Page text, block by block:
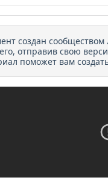
создан
отправив свою
поможет вам